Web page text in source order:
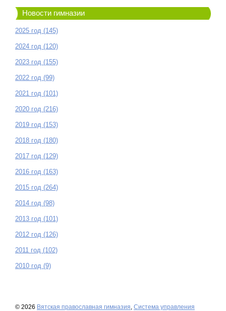
Новости гимназии
2025 год (145)
2024 год (120)
2023 год (155)
2022 год (99)
2021 год (101)
2020 год (216)
2019 год (153)
2018 год (180)
2017 год (129)
2016 год (163)
2015 год (264)
2014 год (98)
2013 год (101)
2012 год (126)
2011 год (102)
2010 год (9)
© 2026 Вятская православная гимназия Система управления